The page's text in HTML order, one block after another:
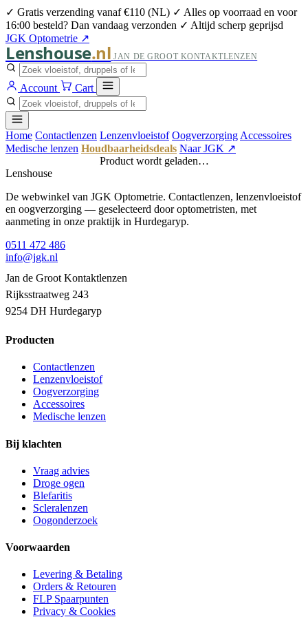
✓ Gratis verzending vanaf €110 (NL) ✓ Alles op voorraad en voor
16:00 besteld? Dan vandaag verzonden ✓ Altijd scherp geprijsd
JGK Optometrie ↗
Lenshouse.nl JAN DE GROOT KONTAKTLENZEN
Account Cart
Home Contactlenzen Lenzenvloeistof Oogverzorging Accessoires
Medische lenzen Houdbaarheidsdeals Naar JGK ↗
Product wordt geladen…
Lenshouse
De webwinkel van JGK Optometrie. Contactlenzen, lenzenvloeistof
en oogverzorging — geselecteerd door optometristen, met
aanmeting in onze praktijk in Hurdegaryp.
0511 472 486
info@jgk.nl
Jan de Groot Kontaktlenzen
Rijksstraatweg 243
9254 DH Hurdegaryp
Producten
Contactlenzen
Lenzenvloeistof
Oogverzorging
Accessoires
Medische lenzen
Bij klachten
Vraag advies
Droge ogen
Blefaritis
Scleralenzen
Oogonderzoek
Voorwaarden
Levering & Betaling
Orders & Retouren
FLP Spaarpunten
Privacy & Cookies